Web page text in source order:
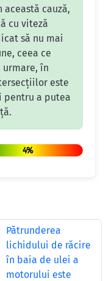
cauză,
cu viteză
să nu mai
ceea ce
urmare, în
este
pentru a putea
4%
Pătrunderea
lichidului de răcire
în baia de ulei a
motorului este